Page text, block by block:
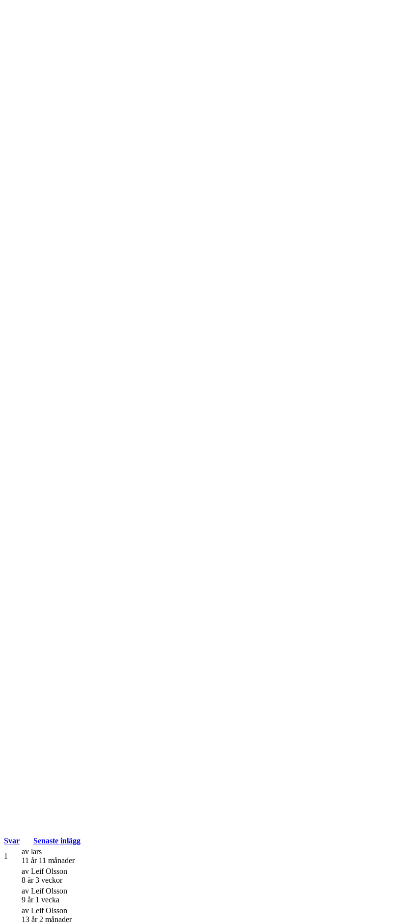
Svar
Senaste inlägg
1
av lars
11 år 11 månader
av Leif Olsson
8 år 3 veckor
av Leif Olsson
9 år 1 vecka
av Leif Olsson
13 år 2 månader